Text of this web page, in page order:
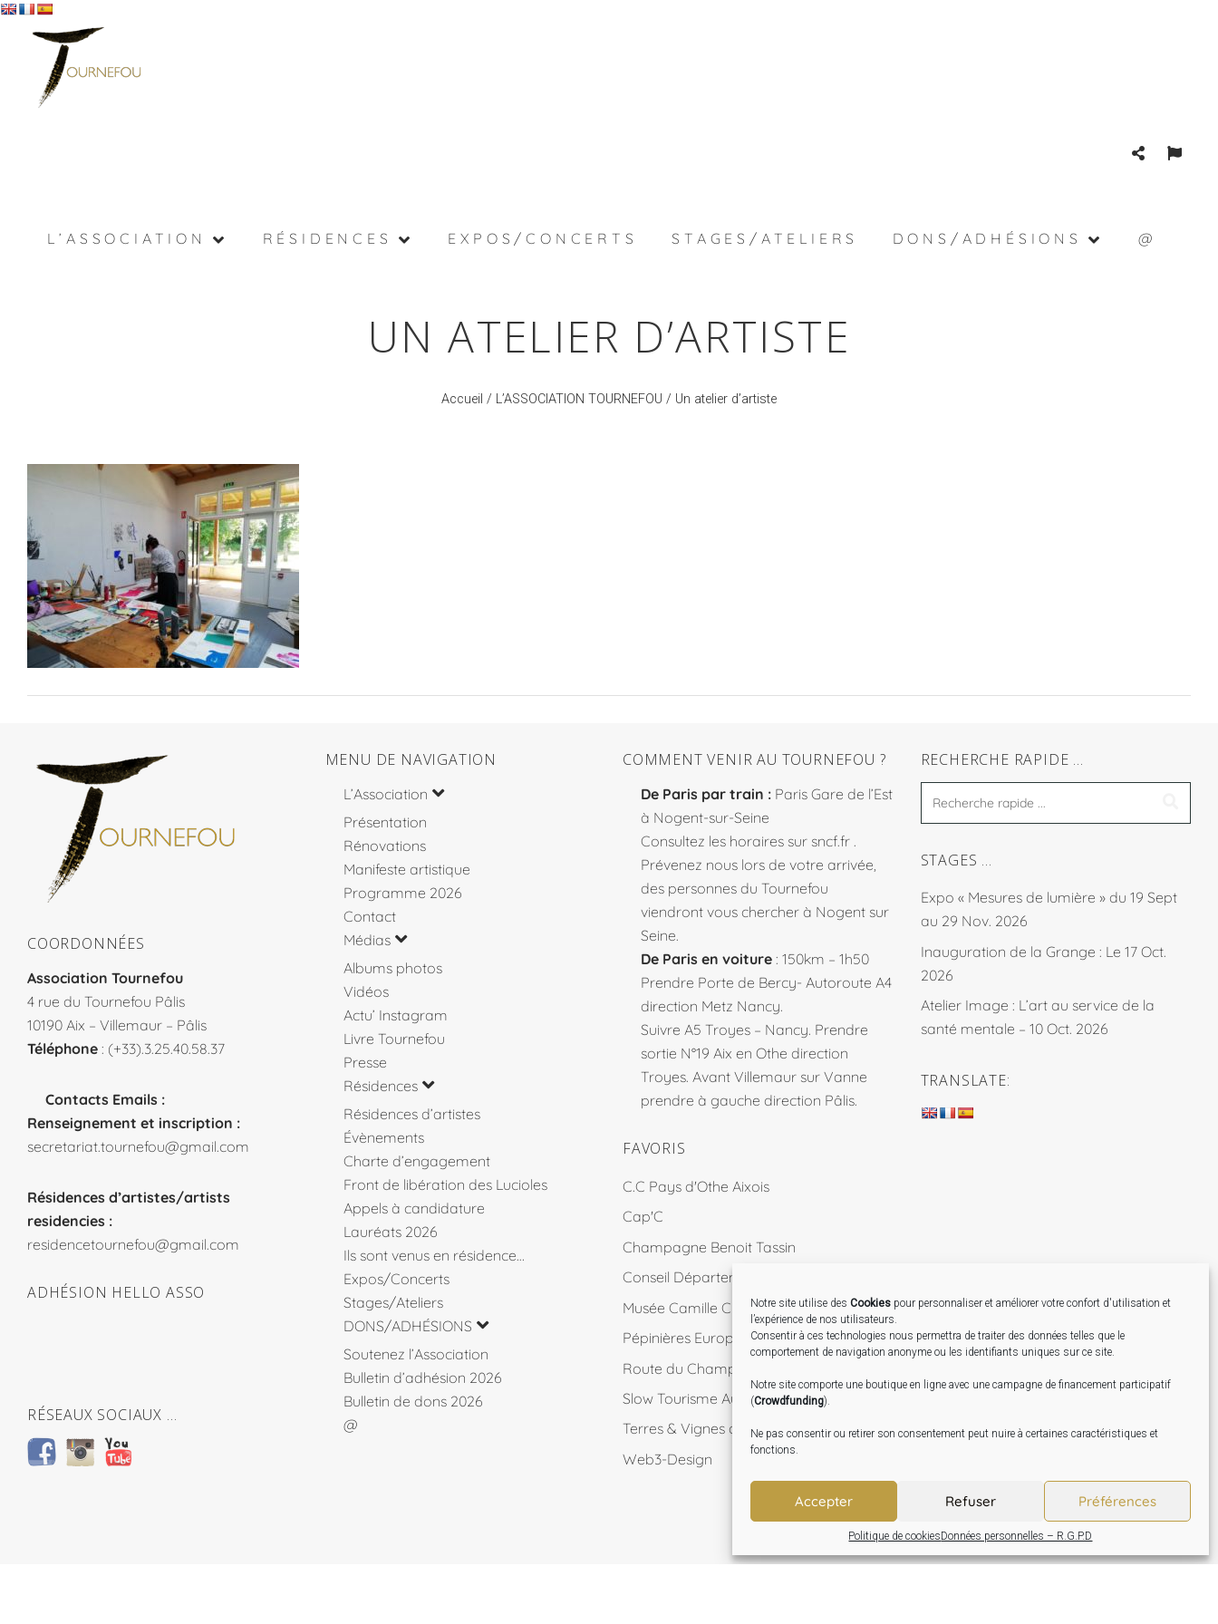
Notre site utilise des Cookies pour personnaliser et améliorer votre confort d'utilisation et
l’expérience de nos utilisateurs.
Consentir à ces technologies nous permettra de traiter des données telles que le
comportement de navigation anonyme ou les identifiants uniques sur ce site.
Notre site comporte une boutique en ligne avec une campagne de financement participatif
(Crowdfunding).
Ne pas consentir ou retirer son consentement peut nuire à certaines caractéristiques et
fonctions.
Accepter Refuser Préférences
Politique de cookiesDonnées personnelles – R.G.P.D
L’ASSOCIATION RÉSIDENCES EXPOS/CONCERTS STAGES/ATELIERS DONS/ADHÉSIONS @
UN ATELIER D’ARTISTE
Accueil / L’ASSOCIATION TOURNEFOU / Un atelier d’artiste
COORDONNÉES
Association Tournefou
4 rue du Tournefou Pâlis
10190 Aix – Villemaur – Pâlis
Téléphone : (+33).3.25.40.58.37
Contacts Emails :
Renseignement et inscription :
secretariat.tournefou@gmail.com
Résidences d’artistes/artists
residencies :
residencetournefou@gmail.com
ADHÉSION HELLO ASSO
RÉSEAUX SOCIAUX …
MENU DE NAVIGATION
L’Association
Présentation
Rénovations
Manifeste artistique
Programme 2026
Contact
Médias
Albums photos
Vidéos
Actu’ Instagram
Livre Tournefou
Presse
Résidences
Résidences d’artistes
Évènements
Charte d’engagement
Front de libération des Lucioles
Appels à candidature
Lauréats 2026
Ils sont venus en résidence…
Expos/Concerts
Stages/Ateliers
DONS/ADHÉSIONS
Soutenez l’Association
Bulletin d’adhésion 2026
Bulletin de dons 2026
@
COMMENT VENIR AU TOURNEFOU ?
De Paris par train : Paris Gare de l’Est
à Nogent-sur-Seine
Consultez les horaires sur sncf.fr .
Prévenez nous lors de votre arrivée,
des personnes du Tournefou
viendront vous chercher à Nogent sur
Seine.
De Paris en voiture : 150km – 1h50
Prendre Porte de Bercy- Autoroute A4
direction Metz Nancy.
Suivre A5 Troyes – Nancy. Prendre
sortie N°19 Aix en Othe direction
Troyes. Avant Villemaur sur Vanne
prendre à gauche direction Pâlis.
FAVORIS
C.C Pays d'Othe Aixois
Cap'C
Champagne Benoit Tassin
Conseil Départemental 10
Musée Camille Claudel
Pépinières Européennes de Création
Route du Champagne
Slow Tourisme Aube
Terres & Vignes de l'Aube
Web3-Design
RECHERCHE RAPIDE …
STAGES …
Expo « Mesures de lumière » du 19 Sept
au 29 Nov. 2026
Inauguration de la Grange : Le 17 Oct.
2026
Atelier Image : L’art au service de la
santé mentale – 10 Oct. 2026
TRANSLATE: